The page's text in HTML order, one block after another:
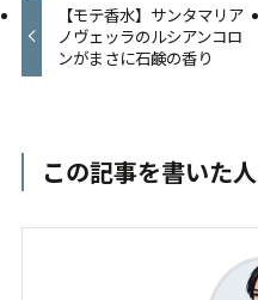
【モテ香水】サンタマリア
ノヴェッラのルシアンコロ
ンがまさに石鹸の香り
この記事を書いた人